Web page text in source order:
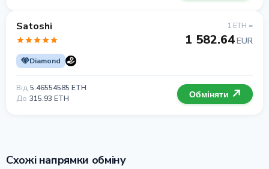
Satoshi
Diamond
1 ETH =
1 582.64EUR
Від 5.46554585 ETH
До 315.93 ETH Обміняти
Схожі напрямки обміну